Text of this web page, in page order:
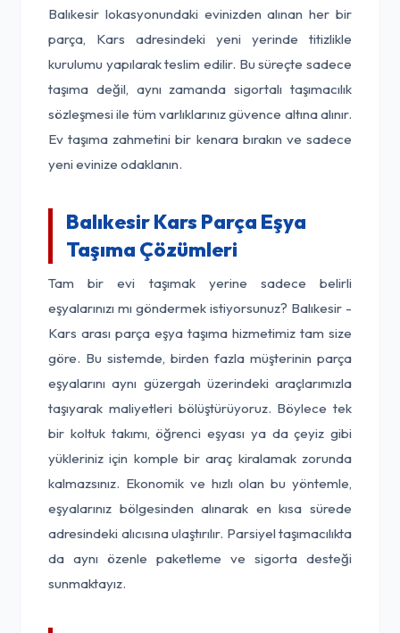
Balıkesir lokasyonundaki evinizden alınan her bir
parça, Kars adresindeki yeni yerinde titizlikle
kurulumu yapılarak teslim edilir. Bu süreçte sadece
taşıma değil, aynı zamanda sigortalı taşımacılık
sözleşmesi ile tüm varlıklarınız güvence altına alınır.
Ev taşıma zahmetini bir kenara bırakın ve sadece
yeni evinize odaklanın.
Balıkesir Kars Parça Eşya
Taşıma Çözümleri
Tam bir evi taşımak yerine sadece belirli
eşyalarınızı mı göndermek istiyorsunuz? Balıkesir -
Kars arası parça eşya taşıma hizmetimiz tam size
göre. Bu sistemde, birden fazla müşterinin parça
eşyalarını aynı güzergah üzerindeki araçlarımızla
taşıyarak maliyetleri bölüştürüyoruz. Böylece tek
bir koltuk takımı, öğrenci eşyası ya da çeyiz gibi
yükleriniz için komple bir araç kiralamak zorunda
kalmazsınız. Ekonomik ve hızlı olan bu yöntemle,
eşyalarınız bölgesinden alınarak en kısa sürede
adresindeki alıcısına ulaştırılır. Parsiyel taşımacılıkta
da aynı özenle paketleme ve sigorta desteği
sunmaktayız.